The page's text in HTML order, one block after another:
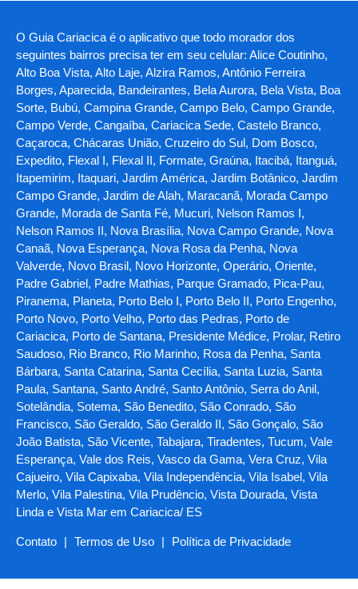
O Guia Cariacica é o aplicativo que todo morador dos
seguintes bairros precisa ter em seu celular: Alice Coutinho,
Alto Boa Vista, Alto Laje, Alzira Ramos, Antônio Ferreira
Borges, Aparecida, Bandeirantes, Bela Aurora, Bela Vista, Boa
Sorte, Bubú, Campina Grande, Campo Belo, Campo Grande,
Campo Verde, Cangaíba, Cariacica Sede, Castelo Branco,
Caçaroca, Chácaras União, Cruzeiro do Sul, Dom Bosco,
Expedito, Flexal I, Flexal II, Formate, Graúna, Itacibá, Itanguá,
Itapemirim, Itaquari, Jardim América, Jardim Botânico, Jardim
Campo Grande, Jardim de Alah, Maracanã, Morada Campo
Grande, Morada de Santa Fé, Mucuri, Nelson Ramos I,
Nelson Ramos II, Nova Brasília, Nova Campo Grande, Nova
Canaã, Nova Esperança, Nova Rosa da Penha, Nova
Valverde, Novo Brasil, Novo Horizonte, Operário, Oriente,
Padre Gabriel, Padre Mathias, Parque Gramado, Pica-Pau,
Piranema, Planeta, Porto Belo I, Porto Belo II, Porto Engenho,
Porto Novo, Porto Velho, Porto das Pedras, Porto de
Cariacica, Porto de Santana, Presidente Médice, Prolar, Retiro
Saudoso, Rio Branco, Rio Marinho, Rosa da Penha, Santa
Bárbara, Santa Catarina, Santa Cecília, Santa Luzia, Santa
Paula, Santana, Santo André, Santo Antônio, Serra do Anil,
Sotelândia, Sotema, São Benedito, São Conrado, São
Francisco, São Geraldo, São Geraldo II, São Gonçalo, São
João Batista, São Vicente, Tabajara, Tiradentes, Tucum, Vale
Esperança, Vale dos Reis, Vasco da Gama, Vera Cruz, Vila
Cajueiro, Vila Capixaba, Vila Independência, Vila Isabel, Vila
Merlo, Vila Palestina, Vila Prudêncio, Vista Dourada, Vista
Linda e Vista Mar em Cariacica/ ES
Contato | Termos de Uso | Política de Privacidade